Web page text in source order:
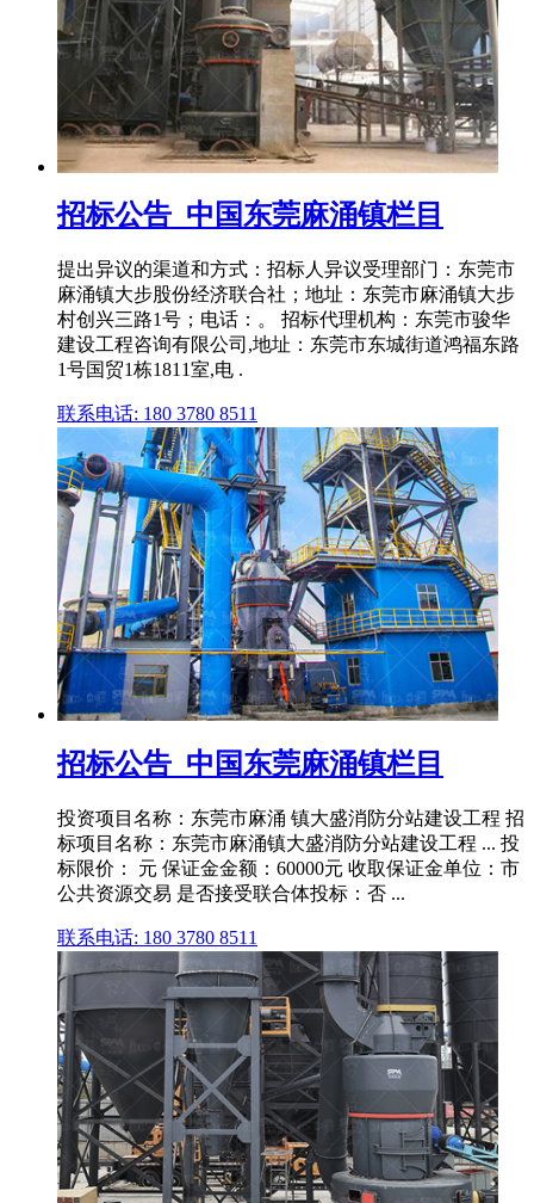
招标公告_中国东莞麻涌镇栏目
提出异议的渠道和方式：招标人异议受理部门：东莞市
麻涌镇大步股份经济联合社；地址：东莞市麻涌镇大步
村创兴三路1号；电话：。 招标代理机构：东莞市骏华
建设工程咨询有限公司,地址：东莞市东城街道鸿福东路
1号国贸1栋1811室,电 .
联系电话: 180 3780 8511
招标公告_中国东莞麻涌镇栏目
投资项目名称：东莞市麻涌 镇大盛消防分站建设工程 招
标项目名称：东莞市麻涌镇大盛消防分站建设工程 ... 投
标限价： 元 保证金金额：60000元 收取保证金单位：市
公共资源交易 是否接受联合体投标：否 ...
联系电话: 180 3780 8511